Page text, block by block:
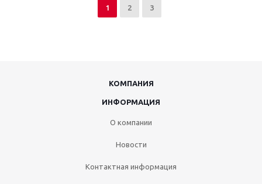
1 2 3
КОМПАНИЯ
ИНФОРМАЦИЯ
О компании
Новости
Контактная информация